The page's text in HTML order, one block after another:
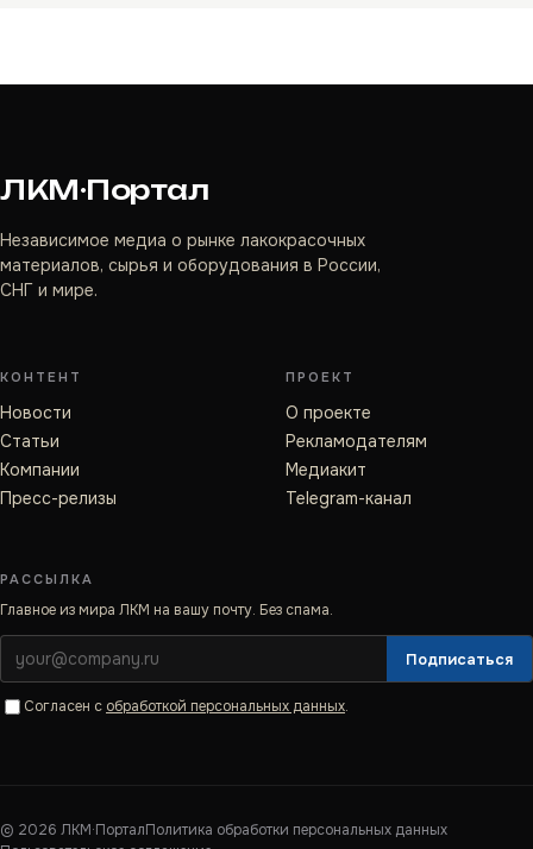
ЛКМ·Портал
Независимое медиа о рынке лакокрасочных
материалов, сырья и оборудования в России,
СНГ и мире.
КОНТЕНТ
Новости
Статьи
Компании
Пресс-релизы
ПРОЕКТ
О проекте
Рекламодателям
Медиакит
Telegram-канал
РАССЫЛКА
Главное из мира ЛКМ на вашу почту. Без спама.
Подписаться
Согласен с обработкой персональных данных.
© 2026 ЛКМ·ПорталПолитика обработки персональных данных